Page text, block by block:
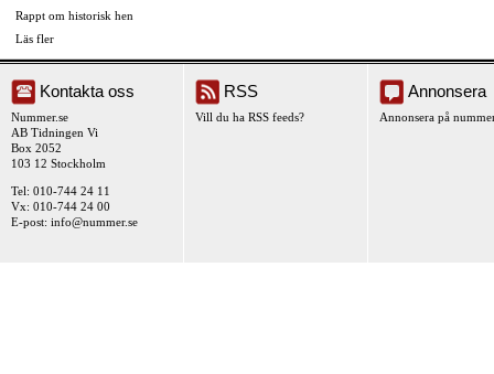
Rappt om historisk hen
Läs fler
Kontakta oss
Nummer.se
AB Tidningen Vi
Box 2052
103 12 Stockholm
Tel: 010-744 24 11
Vx: 010-744 24 00
E-post: info@nummer.se
RSS
Vill du ha RSS feeds?
Annonsera
Annonsera på